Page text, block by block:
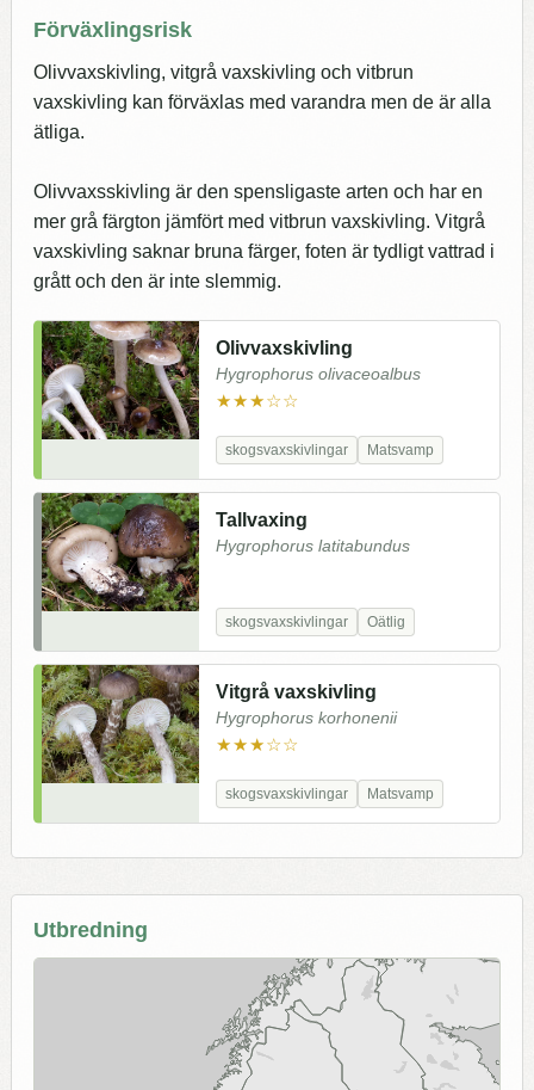
Förväxlingsrisk
Olivvaxskivling, vitgrå vaxskivling och vitbrun
vaxskivling kan förväxlas med varandra men de är alla
ätliga.
Olivvaxsskivling är den spensligaste arten och har en
mer grå färgton jämfört med vitbrun vaxskivling. Vitgrå
vaxskivling saknar bruna färger, foten är tydligt vattrad i
grått och den är inte slemmig.
Olivvaxskivling
Hygrophorus olivaceoalbus
★★★☆☆
skogsvaxskivlingar Matsvamp
Tallvaxing
Hygrophorus latitabundus
skogsvaxskivlingar Oätlig
Vitgrå vaxskivling
Hygrophorus korhonenii
★★★☆☆
skogsvaxskivlingar Matsvamp
Utbredning